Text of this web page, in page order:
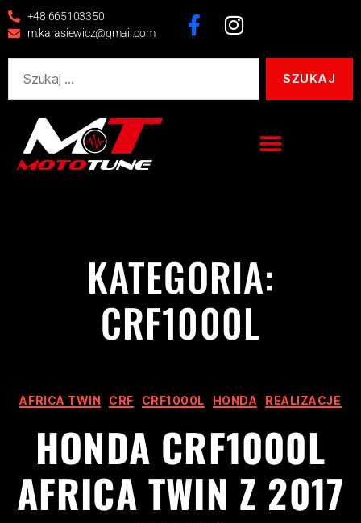
+48 665103350
m.karasiewicz@gmail.com
KATEGORIA:
CRF1000L
AFRICA TWIN CRF CRF1000L HONDA REALIZACJE
HONDA CRF1000L
AFRICA TWIN Z 2017